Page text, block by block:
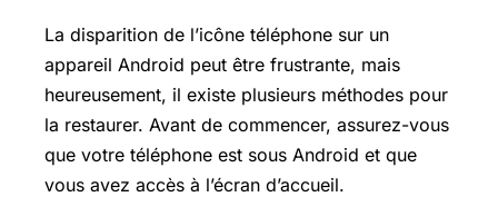
La disparition de l’icône téléphone sur un
appareil Android peut être frustrante, mais
heureusement, il existe plusieurs méthodes pour
la restaurer. Avant de commencer, assurez-vous
que votre téléphone est sous Android et que
vous avez accès à l’écran d’accueil.